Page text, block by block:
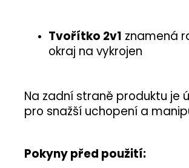
Tvořítko 2v1 znamená
okraj na vykrojen
Na zadní straně produktu je
pro snažší uchopení a
Pokyny před použití: